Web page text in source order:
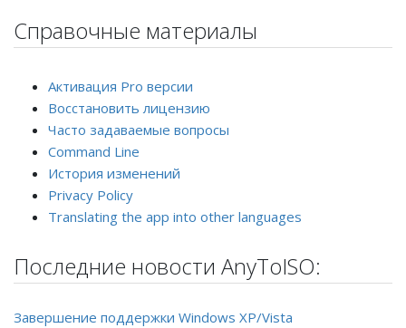
Справочные материалы
Активация Pro версии
Восстановить лицензию
Часто задаваемые вопросы
Command Line
История изменений
Privacy Policy
Translating the app into other languages
Последние новости AnyToISO:
Завершение поддержки Windows XP/Vista